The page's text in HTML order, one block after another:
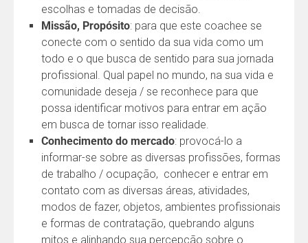
escolhas e tomadas de decisão.
Missão, Propósito: para que este coachee se
conecte com o sentido da sua vida como um
todo e o que busca de sentido para sua jornada
profissional. Qual papel no mundo, na sua vida e
comunidade deseja / se reconhece para que
possa identificar motivos para entrar em ação
em busca de tornar isso realidade.
Conhecimento do mercado: provocá-lo a
informar-se sobre as diversas profissões, formas
de trabalho / ocupação, conhecer e entrar em
contato com as diversas áreas, atividades,
modos de fazer, objetos, ambientes profissionais
e formas de contratação, quebrando alguns
mitos e alinhando sua percepção sobre o